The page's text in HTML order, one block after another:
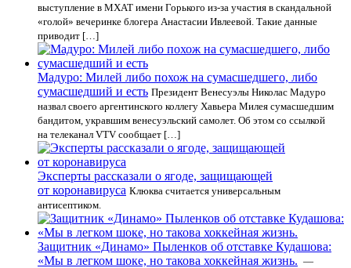
выступление в МХАТ имени Горького из-за участия в скандальной
«голой» вечеринке блогера Анастасии Ивлеевой. Такие данные
приводит […]
Мадуро: Милей либо похож на сумасшедшего, либо
сумасшедший и есть Президент Венесуэлы Николас Мадуро
назвал своего аргентинского коллегу Хавьера Милея сумасшедшим
бандитом, укравшим венесуэльский самолет. Об этом со ссылкой
на телеканал VTV сообщает […]
Эксперты рассказали о ягоде, защищающей
от коронавируса Клюква считается универсальным
антисептиком.
Защитник «Динамо» Пыленков об отставке Кудашова:
«Мы в легком шоке, но такова хоккейная жизнь. —